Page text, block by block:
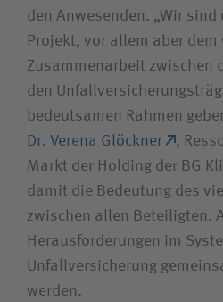
den Anwesenden. „Wir sind
Projekt, vor allem aber
Zusammenarbeit zwischen
den
bedeutsamen Rahmen
Dr. Verena Glöckner
,
Markt der Holding der BG
damit die Bedeutung des
zwischen allen Beteiligten.
Herausforderungen im
Unfallversicherung
werden.